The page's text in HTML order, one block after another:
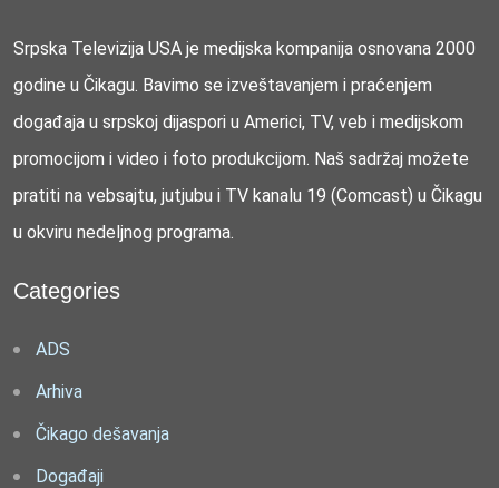
Srpska Televizija USA je medijska kompanija osnovana 2000
godine u Čikagu. Bavimo se izveštavanjem i praćenjem
događaja u srpskoj dijaspori u Americi, TV, veb i medijskom
promocijom i video i foto produkcijom. Naš sadržaj možete
pratiti na vebsajtu, jutjubu i TV kanalu 19 (Comcast) u Čikagu
u okviru nedeljnog programa.
Categories
ADS
Arhiva
Čikago dešavanja
Događaji